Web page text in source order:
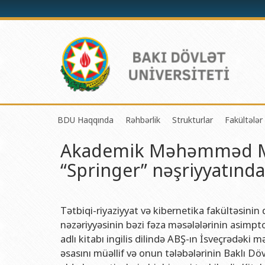
BDU Haqqında
BDU-nun tarixi
BDU-nun Missiya və Strateji inkişaf planı
Akkreditasiya haqqında Sertifikat
BDU-nun üzv olduğu beynəlxalq təşkilatlar
BDU-nun qrant layihələri
Rəhbərlik
Rektor
Prorektorlar
Dekanlar
Həmkarlar İttifaqı Komitəsi
Tədris Metodiki Şura
Strukturlar
Tədrisin təşkili və
Elmi fəaliyyətin
Beynəlxalq əlaqələr
Xarici tələbələrlə iş
İctimaiyyətlə
Fakültələr
Kimya
Akademik Məhəmməd
“Springer”
Tətbiqi-riyaziyyat və kibernetika fakültəsinin
nəzəriyyəsinin bəzi fəza məsələlərinin
adlı kitabı ingilis dilində ABŞ-ın İsveçrədəki
əsasını müəllif və onun tələbələrinin Baklı